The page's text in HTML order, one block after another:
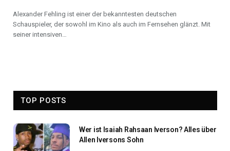
Alexander Fehling ist einer der bekanntesten deutschen
Schauspieler, der sowohl im Kino als auch im Fernsehen glänzt. Mit
seiner intensiven…
TOP POSTS
Wer ist Isaiah Rahsaan Iverson? Alles über
Allen Iversons Sohn